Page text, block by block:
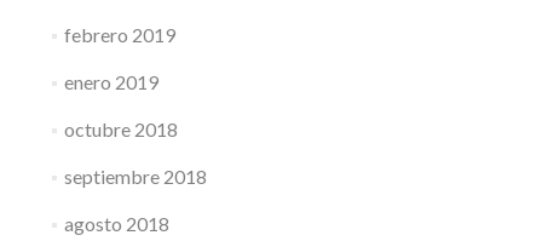
febrero 2019
enero 2019
octubre 2018
septiembre 2018
agosto 2018